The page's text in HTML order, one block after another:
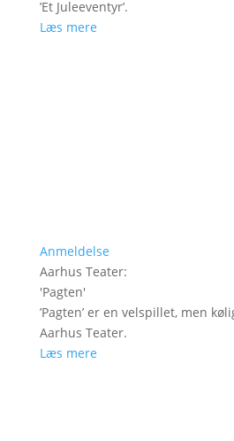
’Et Juleeventyr’.
Læs mere
Anmeldelse
Aarhus Teater:
'Pagten'
’Pagten’ er en velspillet, men
Aarhus Teater.
Læs mere